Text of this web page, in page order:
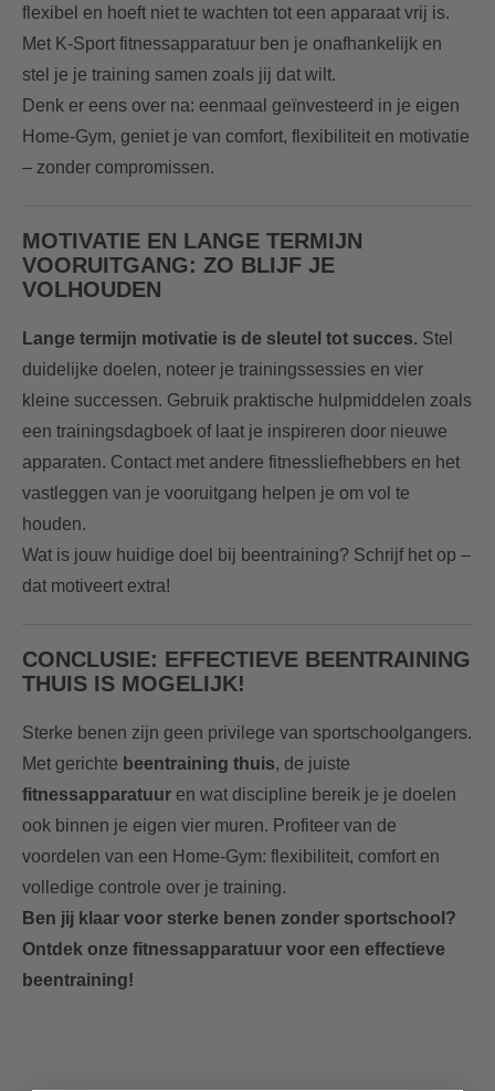
flexibel en hoeft niet te wachten tot een apparaat vrij is.
Met K-Sport fitnessapparatuur ben je onafhankelijk en
stel je je training samen zoals jij dat wilt.
Denk er eens over na: eenmaal geïnvesteerd in je eigen
Home-Gym, geniet je van comfort, flexibiliteit en motivatie
– zonder compromissen.
MOTIVATIE EN LANGE TERMIJN
VOORUITGANG: ZO BLIJF JE
VOLHOUDEN
Lange termijn motivatie is de sleutel tot succes. Stel
duidelijke doelen, noteer je trainingssessies en vier
kleine successen. Gebruik praktische hulpmiddelen zoals
een trainingsdagboek of laat je inspireren door nieuwe
apparaten. Contact met andere fitnessliefhebbers en het
vastleggen van je vooruitgang helpen je om vol te
houden.
Wat is jouw huidige doel bij beentraining? Schrijf het op –
dat motiveert extra!
CONCLUSIE: EFFECTIEVE BEENTRAINING
THUIS IS MOGELIJK!
Sterke benen zijn geen privilege van sportschoolgangers.
Met gerichte beentraining thuis, de juiste
fitnessapparatuur en wat discipline bereik je je doelen
ook binnen je eigen vier muren. Profiteer van de
voordelen van een Home-Gym: flexibiliteit, comfort en
volledige controle over je training.
Ben jij klaar voor sterke benen zonder sportschool?
Ontdek onze fitnessapparatuur voor een effectieve
beentraining!